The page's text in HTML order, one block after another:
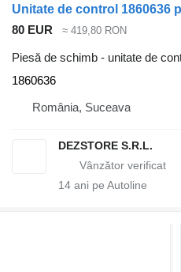
80 EUR ≈ 419,80 RON
Piesă de schimb - unitate de
1860636
România, Suceava
DEZSTORE S.R.L.
14 ani pe Autoline